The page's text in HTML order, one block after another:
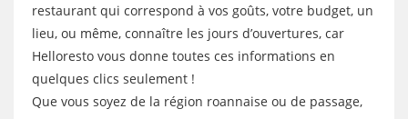
restaurant qui correspond à vos goûts, votre budget, un
lieu, ou même, connaître les jours d’ouvertures, car
Helloresto vous donne toutes ces informations en
quelques clics seulement !
Que vous soyez de la région roannaise ou de passage,